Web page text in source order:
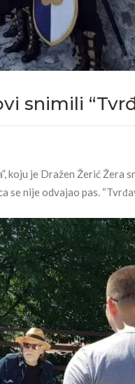
snimili
koju je Dražen Žerić Žera
nije odvajao pas.